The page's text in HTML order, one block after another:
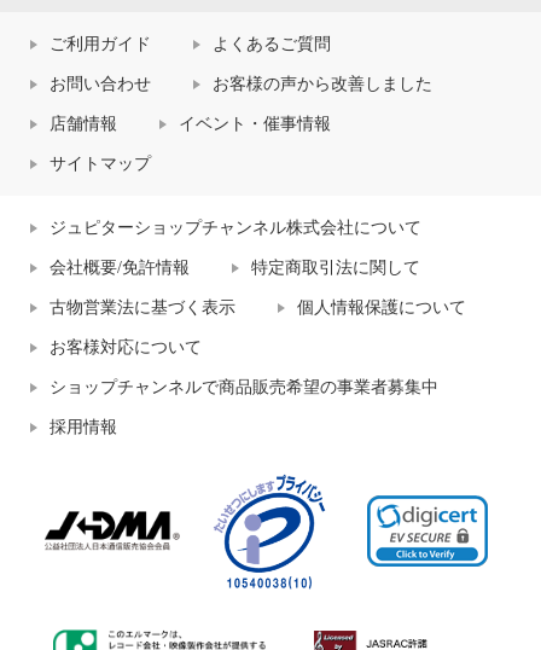
ご利用ガイド よくあるご質問
お問い合わせ お客様の声から改善しました
店舗情報 イベント・催事情報
サイトマップ
ジュピターショップチャンネル株式会社について
会社概要/免許情報 特定商取引法に関して
古物営業法に基づく表示 個人情報保護について
お客様対応について
ショップチャンネルで商品販売希望の事業者募集中
採用情報